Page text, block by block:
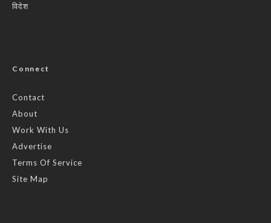
विदेश
Connect
Contact
About
Work With Us
Advertise
Terms Of Service
Site Map